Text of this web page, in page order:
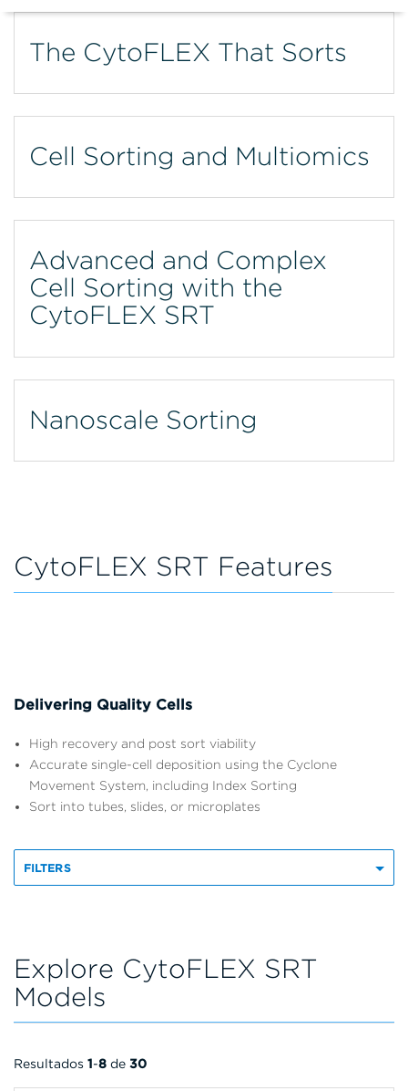
The CytoFLEX That Sorts
Cell Sorting and Multiomics
Advanced and Complex
Cell Sorting with the
CytoFLEX SRT
Nanoscale Sorting
CytoFLEX SRT Features
Delivering Quality Cells
High recovery and post sort viability
Accurate single-cell deposition using the Cyclone
Movement System, including Index Sorting
Sort into tubes, slides, or microplates
FILTERS
Explore CytoFLEX SRT
Models
Resultados 1-8 de 30